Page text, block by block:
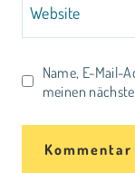
Website
Name, E-Mail-
meinen